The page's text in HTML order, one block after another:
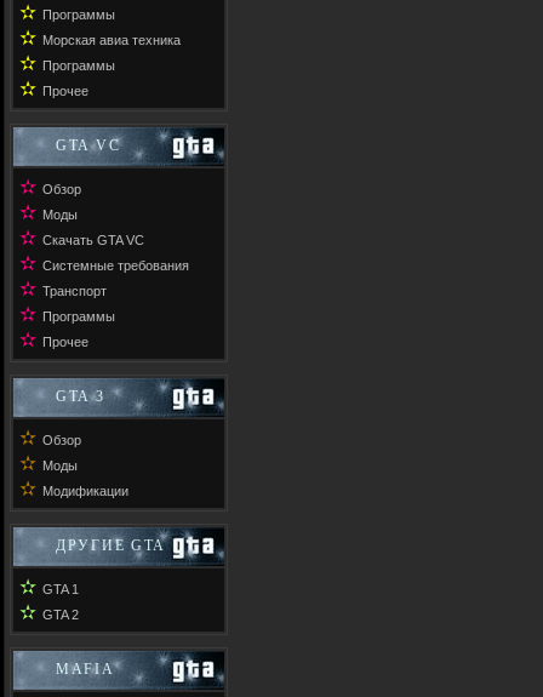
✫ Программы
✫ Морская авиа техника
✫ Программы
✫ Прочее
GTA VC
✫ Обзор
✫ Моды
✫ Скачать GTA VC
✫ Системные требования
✫ Транспорт
✫ Программы
✫ Прочее
GTA 3
✫ Обзор
✫ Моды
✫ Модификации
ДРУГИЕ GTA
✫ GTA 1
✫ GTA 2
MAFIA